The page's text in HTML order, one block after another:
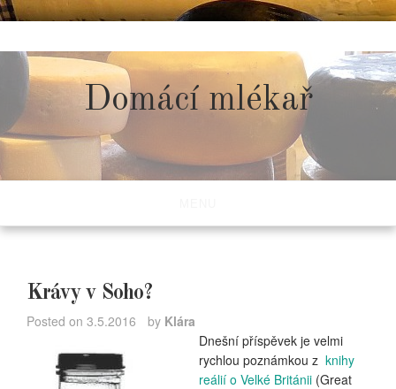
to
content
Domácí mlékař
Krávy v Soho?
Posted on 3.5.2016 by Klára
Dnešní příspěvek je velmi
rychlou poznámkou z knihy
reálií o Velké Británii (Great